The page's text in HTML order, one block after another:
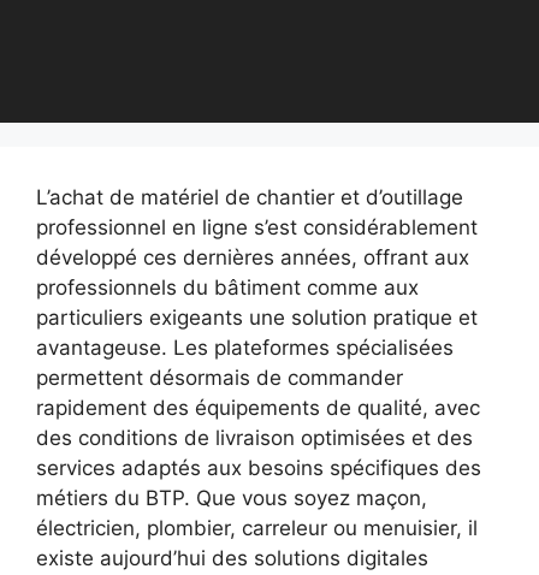
L’achat de matériel de chantier et d’outillage
professionnel en ligne s’est considérablement
développé ces dernières années, offrant aux
professionnels du bâtiment comme aux
particuliers exigeants une solution pratique et
avantageuse. Les plateformes spécialisées
permettent désormais de commander
rapidement des équipements de qualité, avec
des conditions de livraison optimisées et des
services adaptés aux besoins spécifiques des
métiers du BTP. Que vous soyez maçon,
électricien, plombier, carreleur ou menuisier, il
existe aujourd’hui des solutions digitales